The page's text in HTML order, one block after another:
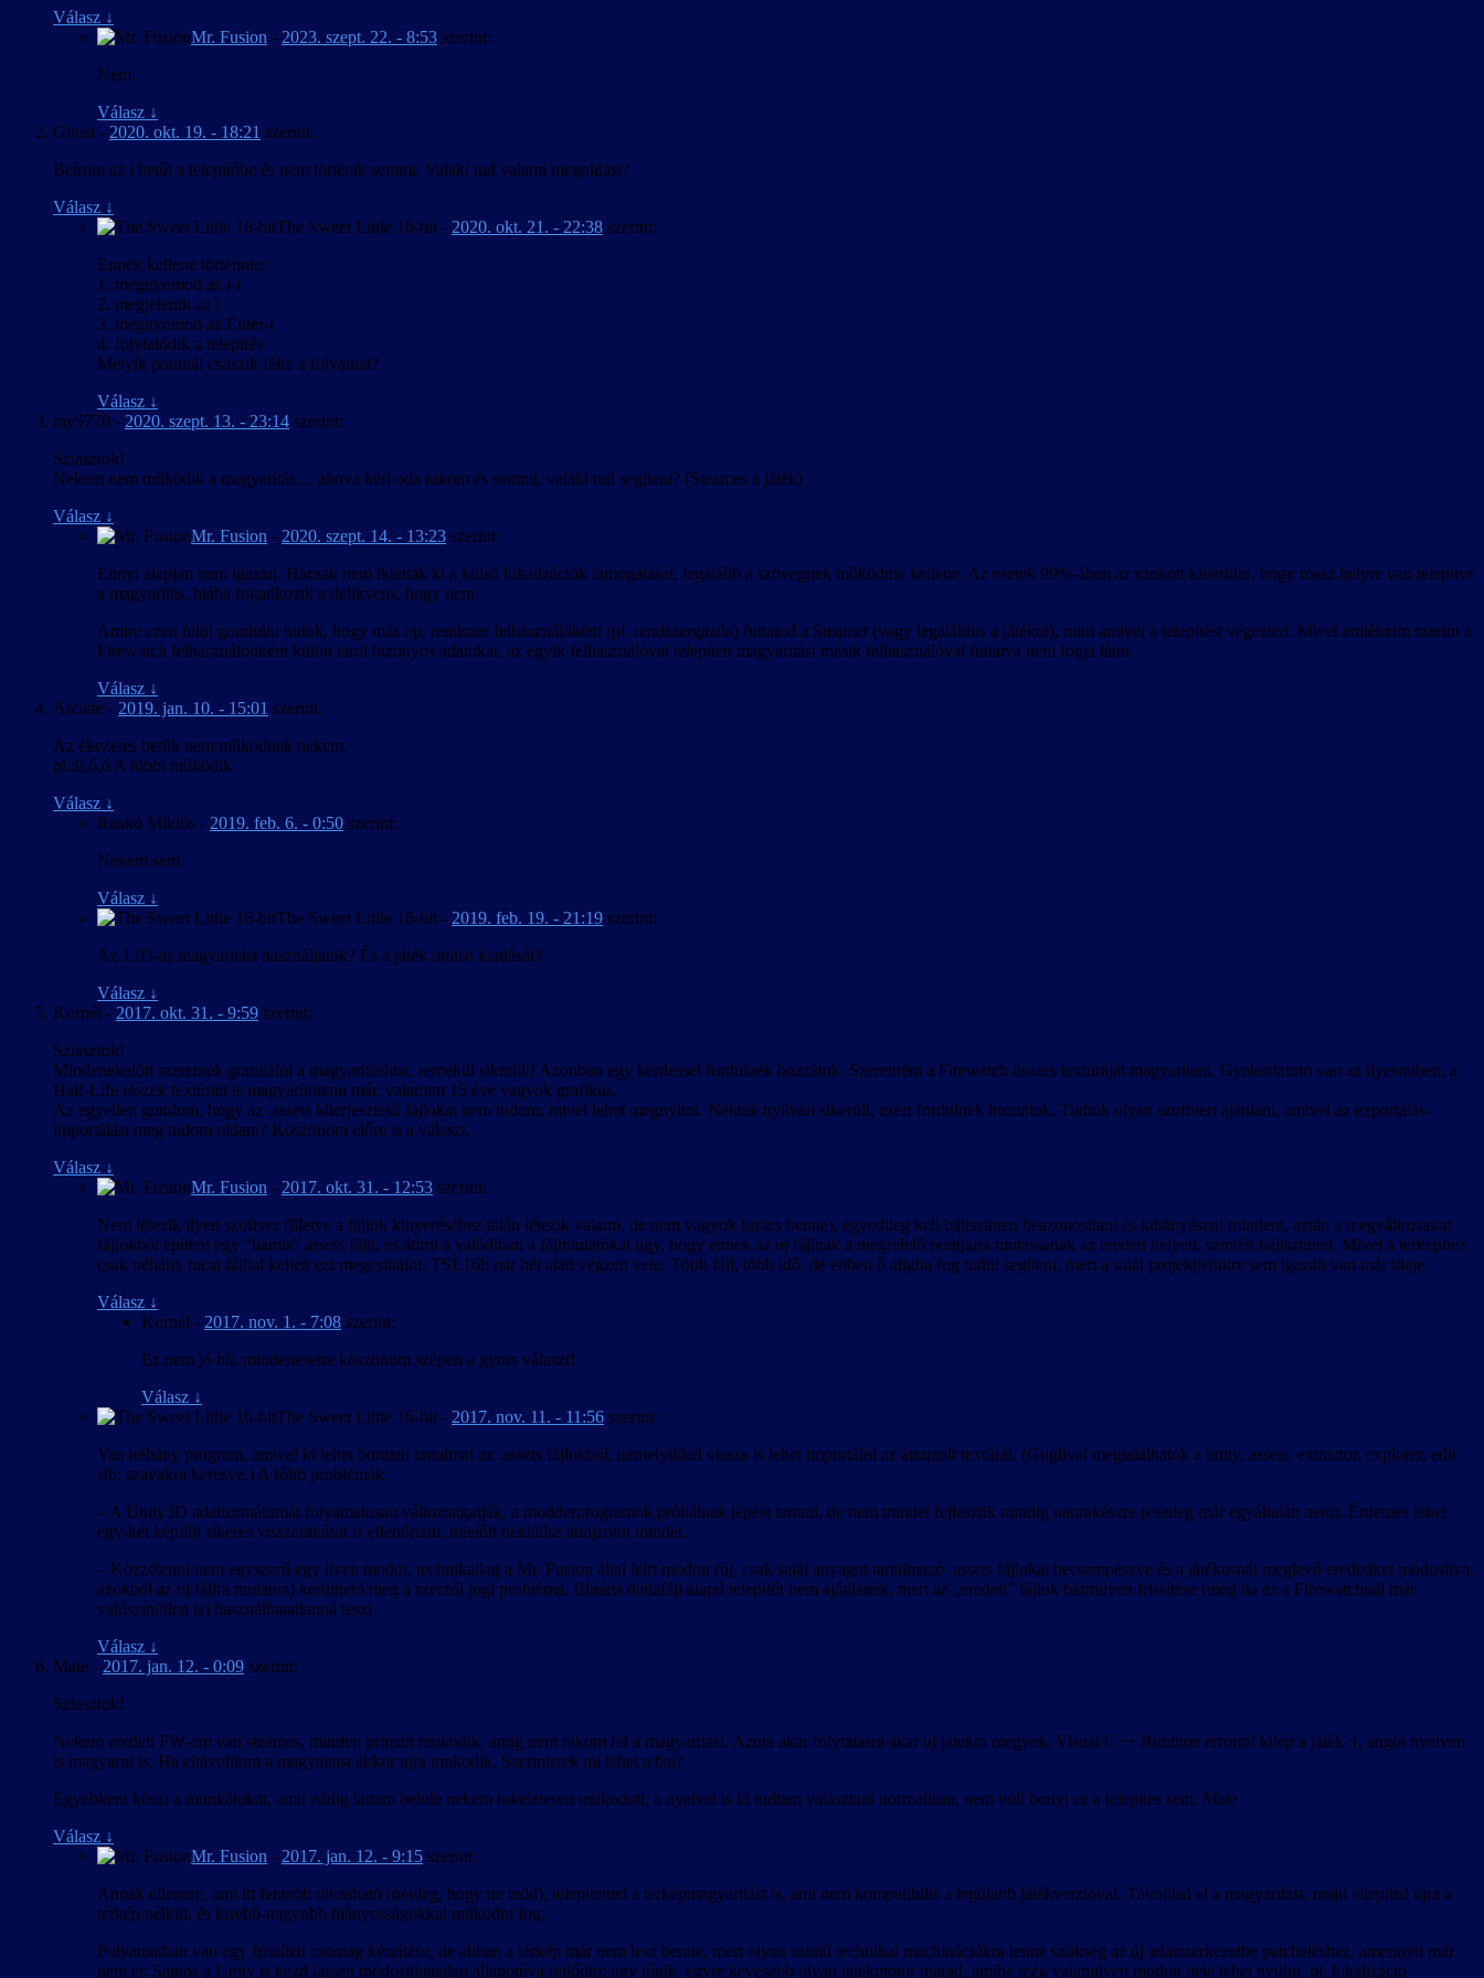
Válasz ↓
Mr. Fusion - 2023. szept. 22. - 8:53 szerint:
Nem.
Válasz ↓
Ghost - 2020. okt. 19. - 18:21 szerint:
Beírom az i betűt a telepítőbe és nem történik semmi. Valaki tud valami megoldást?
Válasz ↓
The Sweet Little 16-bit - 2020. okt. 21. - 22:38 szerint:
Ennek kellene történnie:
1. megnyomod az i-t
2. megjelenik az i
3. megnyomod az Enter-t
4. folytatódik a telepítés
Melyik pontnál csúszik félre a folyamat?
Válasz ↓
ray5770 - 2020. szept. 13. - 23:14 szerint:
Sziasztok!
Nekem nem működik a magyarítás… ahova kéri oda rakom és semmi, valaki tud segíteni? (Steames a játék)
Válasz ↓
Mr. Fusion - 2020. szept. 14. - 13:23 szerint:
Ennyi alapján nem igazán. Hacsak nem iktatták ki a külső lokalizációk támogatását, legalább a szövegnek működnie kellene. Az esetek 99%-ában az szokott kiderülni, hogy rossz helyre van telepítve
a magyarítás, hiába fogadkozik a delikvens, hogy nem.
Amire ezen felül gondolni tudok, hogy más op. rendszer felhasználóként (pl. rendszergazda) futtatod a Steamet (vagy legalábbis a játékot), mint amivel a telepítést végezted. Mivel emlékeim szerint a
Firewatch felhasználónként külön tárol bizonyos adatokat, az egyik felhasználóval telepített magyarítást másik felhasználóval futtatva nem fogja látni.
Válasz ↓
Arcade - 2019. jan. 10. - 15:01 szerint:
Az ékezetes betűk nem működnek nekem.
pl.:ű,ő,ó A többi működik.
Válasz ↓
Ruskó Miklós - 2019. feb. 6. - 0:50 szerint:
Nekem sem
Válasz ↓
The Sweet Little 16-bit - 2019. feb. 19. - 21:19 szerint:
Az 1.03-as magyarítást használjátok? És a játék utolsó kiadását?
Válasz ↓
Kornél - 2017. okt. 31. - 9:59 szerint:
Sziasztok!
Mindenekelőtt szeretnék gratulálni a magyarításhoz, remekül sikerült! Azonban egy kérdéssel fordulnék hozzátok. Szeretném a Firewatch összes textúráját magyarítani. Gyakorlatom van az ilyesmiben, a
Half-Life részek textúráit is magyarítottam már, valamint 15 éve vagyok grafikus.
Az egyetlen gondom, hogy az .assets kiterjesztésű fájlokat nem tudom, mivel lehet megnyitni. Nektek nyilván sikerült, ezért fordulnék hozzátok. Tudtok olyan szoftvert ajánlani, amivel az exportálás-
importálást meg tudom oldani? Köszönöm előre is a választ.
Válasz ↓
Mr. Fusion - 2017. okt. 31. - 12:53 szerint:
Nem létezik ilyen szoftver (illetve a fájlok kinyeréséhez talán létezik valami, de nem vagyok biztos benne), egyedileg kell bájtszinten beazonosítani és kibányászni mindent, aztán a megváltoztatott
fájlokból építeni egy “hamis” assets fájlt, és átírni a valódiban a fájlmutatókat úgy, hogy ennek az új fájlnak a megfelelő pontjaira mutassanak az eredeti helyett, szintén bájtszinten. Mivel a térképhez
csak néhány tucat fájllal kellett ezt megcsinálni, TSL16b pár hét alatt végzett vele. Több fájl, több idő, de ebben ő aligha fog tudni segíteni, mert a saját projektjeinkre sem igazán van már ideje.
Válasz ↓
Kornél - 2017. nov. 1. - 7:08 szerint:
Ez nem jó hír, mindenesetre köszönöm szépen a gyors választ!
Válasz ↓
The Sweet Little 16-bit - 2017. nov. 11. - 11:56 szerint:
Van néhány program, amivel ki lehet bontani tartalmat az .assets fájlokból, némelyikkel vissza is lehet importálni az átrajzolt textúrát. (Guglival megtalálhatók a unity, assets, extractor, explorer, edit
stb. szavakra keresve.) A főbb problémák:
– A Unity3D adatformátumát folyamatosan változtatgatják, a modderprogramok próbálnak lépést tartani, de nem mindet fejlesztik mindig naprakészre (esetleg már egyáltalán nem). Érdemes lehet
egy-két képfájl sikeres visszarakását is ellenőrizni, mielőtt nekiállsz átrajzolni mindet.
– Közzétenni nem egyszerű egy ilyen modot, technikailag a Mr. Fusion által leírt módon (új, csak saját anyagot tartalmazó .assets fájlokat becsempészve és a játékosnál meglevő eredetiket módosítva,
azokból az új fájlra mutatva) kerülhető meg a szerzői jogi probléma. Bináris deltafájl alapú telepítőt nem ajánlanék, mert az „eredeti” fájlok bármilyen frissítése (még ha ez a Firewatchnál már
valószínűtlen is) használhatatlanná teszi.
Válasz ↓
Mate - 2017. jan. 12. - 0:09 szerint:
Sziasztok!
Nekem eredeti FW-om van steames, minden primán mukodik, amig nem rakom fel a magyaritast. Azota akar folytatasra akar uj jatekra megyek, Visual C++ Runtime errorral kilép a játék :(, angol nyelven
is magyarul is. Ha eltávolitom a magyaitast akkor ujra mukodik. Szerintetek mi lehet a baj?
Egyebkent köszi a munkátokat, amit eddig lattam belole nekem tokeletesen mukodott, a nyelvet is ki tudtam valasztani normalisan, nem volt bonyi ez a telepites sem. Mate
Válasz ↓
Mr. Fusion - 2017. jan. 12. - 9:15 szerint:
Annak ellenére, ami itt fentebb olvasható (névleg, hogy ne tedd), telepítetted a térképmagyarítást is, ami nem kompatibilis a legújabb játékverzióval. Távolítsd el a magyarítást, majd telepítsd újra a
térkép nélkül, és kisebb-nagyobb hiányosságokkal működni fog.
Folyamatban van egy frissített csomag készítése, de abban a térkép már nem lesz benne, mert olyan szintű technikai machinációkra lenne szükség az új adatszerkezetbe patcheléshez, amennyit már
nem ér. Sajnos a Unity is kezd lassan módosíthatatlan állapotúvá fejlődni; úgy tűnik, egyre kevesebb olyan játékmotor marad, amibe még valamilyen módon bele lehet nyúlni, pl. lokalizáció